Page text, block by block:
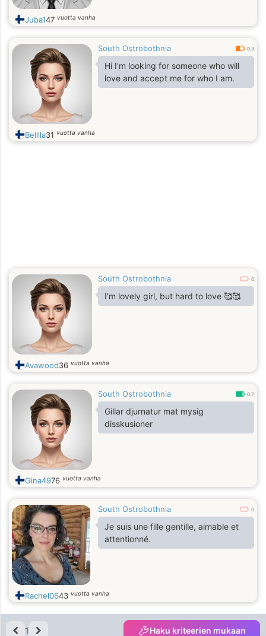
Juba147 vuotta vanha
South Ostrobothnia 0.3
Hi I'm looking for someone who will
love and accept me for who I am.
Belllla31 vuotta vanha
South Ostrobothnia 0
I'm lovely girl, but hard to love 🥰🥰
Avawood36 vuotta vanha
South Ostrobothnia 0.7
Gillar djurnatur mat mysig
disskusioner
Gina4976 vuotta vanha
South Ostrobothnia 0
Je suis une fille gentille, aimable et
attentionné.
Rachel0643 vuotta vanha
1 Haku kriteerien mukaan